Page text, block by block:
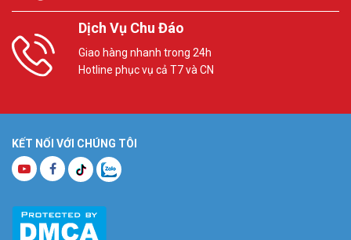
Dịch Vụ Chu Đáo
Giao hàng nhanh trong 24h
Hotline phục vụ cả T7 và CN
KẾT NỐI VỚI CHÚNG TÔI